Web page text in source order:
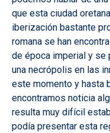
que esta ciudad
iberización bastante
romana se han
de época imperial y se
una necrópolis en las
este momento y hasta
encontramos noticia
resulta muy difícil
podía presentar esta